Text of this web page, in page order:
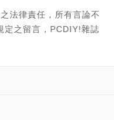
法律責任，所有言論不
定之留言，PCDIY!雜誌